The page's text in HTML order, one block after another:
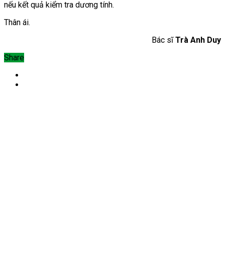
nếu kết quả kiểm tra dương tính.
Thân ái.
Bác sĩTrà Anh Duy
Share